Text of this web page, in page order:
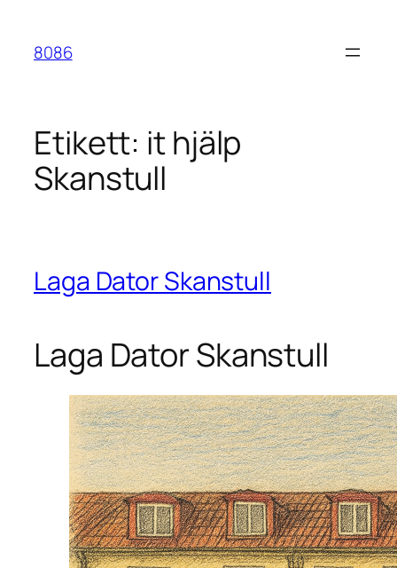
innehåll
8086
Etikett: it hjälp
Skanstull
Laga Dator Skanstull
Laga Dator Skanstull